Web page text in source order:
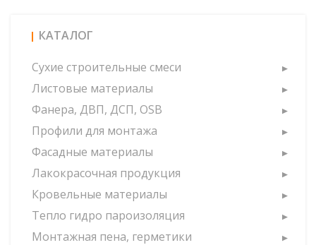
КАТАЛОГ
Сухие строительные смеси
Листовые материалы
Фанера, ДВП, ДСП, OSB
Профили для монтажа
Фасадные материалы
Лакокрасочная продукция
Кровельные материалы
Тепло гидро пароизоляция
Монтажная пена, герметики